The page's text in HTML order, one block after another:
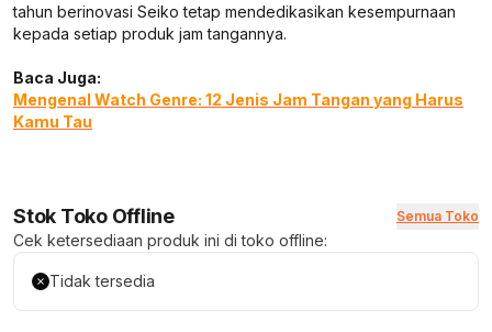
tahun berinovasi Seiko tetap mendedikasikan kesempurnaan
kepada setiap produk jam tangannya.
Baca Juga:
Mengenal Watch Genre: 12 Jenis Jam Tangan yang Harus
Kamu Tau
Stok Toko Offline Semua Toko
Cek ketersediaan produk ini di toko offline:
Tidak tersedia